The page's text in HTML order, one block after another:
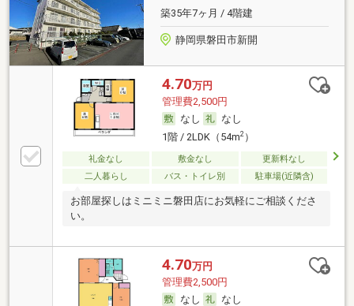
築35年7ヶ月 / 4階建
静岡県磐田市新開
4.70万円
管理費2,500円
なし
なし
1階 / 2LDK（54m2）
礼金なし 敷金なし
更新料なし
二人暮らし
バス・トイレ別 駐車場(近隣含)
お部屋探しはミニミニ磐田店にお気軽にご相談くださ
い。
4.70万円
管理費2,500円
なし
なし